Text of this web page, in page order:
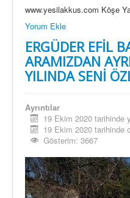
www.yesilakkus.com Köşe
Yorum Ekle
ERGÜDER EFİL
ARAMIZDAN
YILINDA SENİ
Ayrıntılar
19 Ekim 2020 tarihinde
19 Ekim 2020 tarihinde
Gösterim: 3667